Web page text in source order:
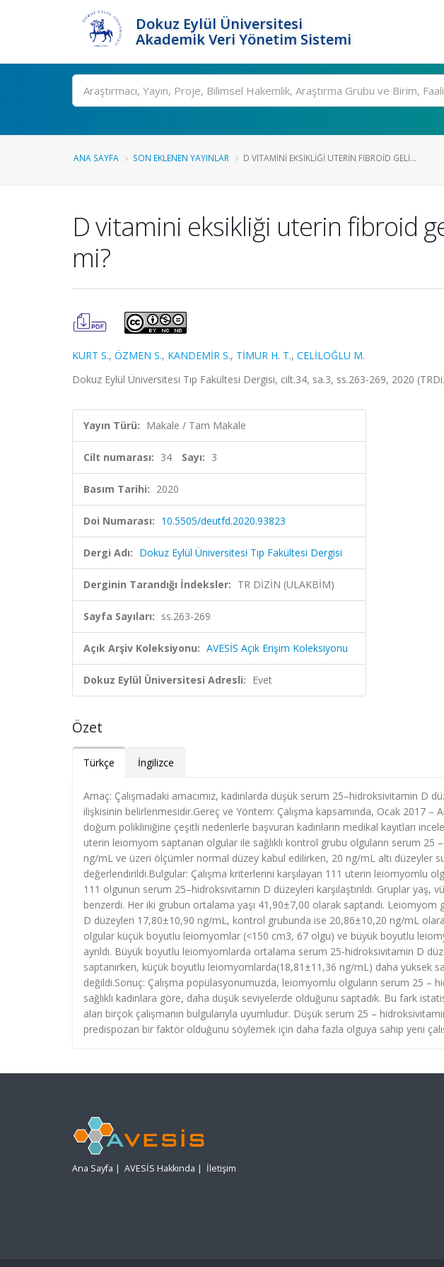
Dokuz Eylül Üniversitesi
Akademik Veri Yönetim Sistemi
Ara
ANA SAYFA SON EKLENEN YAYINLAR D VITAMINI EKSIKLIĞI UTERIN FIBROID GELI...
D vitamini eksikliği uterin fibroid
mi?
KURT S., ÖZMEN S., KANDEMİR S., TİMUR H. T., CELİLOĞLU M.
Dokuz Eylül Üniversitesi Tıp Fakültesi Dergisi, cilt.34, sa.3, ss.263-269, 2020
Yayın Türü: Makale / Tam Makale
Cilt numarası: 34 Sayı: 3
Basım Tarihi: 2020
Doi Numarası: 10.5505/deutfd.2020.93823
Dergi Adı: Dokuz Eylül Üniversitesi Tıp Fakültesi Dergisi
Derginin Tarandığı İndeksler: TR DİZİN (ULAKBİM)
Sayfa Sayıları: ss.263-269
Açık Arşiv Koleksiyonu: AVESİS Açık Erişim Koleksiyonu
Dokuz Eylül Üniversitesi Adresli: Evet
Özet
Türkçe İngilizce
Amaç: Çalışmadaki amacımız, kadınlarda düşük serum 25–hidroksivitamin D
ilişkisinin belirlenmesidir.Gereç ve Yöntem: Çalışma kapsamında, Ocak 2017 –
doğum polikliniğine çeşitli nedenlerle başvuran kadınların medikal kayıtları
uterin leiomyom saptanan olgular ile sağlıklı kontrol grubu olguların serum 25 –
ng/mL ve üzeri ölçümler normal düzey kabul edilirken, 20 ng/mL altı düzeyler
değerlendirildi.Bulgular: Çalışma kriterlerini karşılayan 111 uterin leiomyomlu
111 olgunun serum 25–hidroksivitamin D düzeyleri karşılaştırıldı. Gruplar yaş,
benzerdi. Her iki grubun ortalama yaşı 41,90±7,00 olarak saptandı.
D düzeyleri 17,80±10,90 ng/mL, kontrol grubunda ise 20,86±10,20 ng/mL
olgular küçük boyutlu leiomyomlar (<150 cm3, 67 olgu) ve büyük boyutlu
ayrıldı. Büyük boyutlu leiomyomlarda ortalama serum 25-hidroksivitamin D
saptanırken, küçük boyutlu leiomyomlarda(18,81±11,36 ng/mL) daha yüksek
değildi.Sonuç: Çalışma popülasyonumuzda, leiomyomlu olguların serum 25 –
sağlıklı kadınlara göre, daha düşük seviyelerde olduğunu saptadık. Bu fark
alan birçok çalışmanın bulgularıyla uyumludur. Düşük serum 25 –
predispozan bir faktör olduğunu söylemek için daha fazla olguya sahip yeni
Ana Sayfa | AVESİS Hakkında | İletişim